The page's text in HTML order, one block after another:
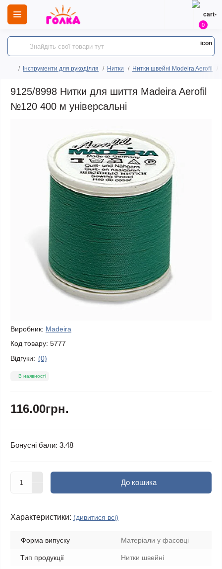
0
Інструменти для рукоділля Нитки Нитки швейні Modeira Aerofil
9125/8998 Нитки для шиття Madeira Aerofil
№120 400 м універсальні
Виробник: Madeira
Код товару: 5777
Відгуки: (0)
В наявності
116.00грн.
Бонусні бали: 3.48
До кошика
Характеристики: (дивитися всі)
Форма випуску Матеріали у фасовці
Тип продукції Нитки швейні